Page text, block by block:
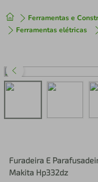
Ferramentas e
Ferramentas elétricas
Furadeira E
Makita Hp332dz
1º tenis
3º perfume